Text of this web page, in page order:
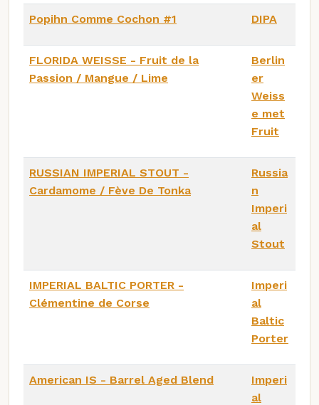
Popihn Comme Cochon #1 DIPA
FLORIDA WEISSE - Fruit de la
Passion / Mangue / Lime
Berlin
er
Weiss
e met
Fruit
RUSSIAN IMPERIAL STOUT -
Cardamome / Fève De Tonka
Russia
n
Imperi
al
Stout
IMPERIAL BALTIC PORTER -
Clémentine de Corse
Imperi
al
Baltic
Porter
American IS - Barrel Aged Blend
Imperi
al